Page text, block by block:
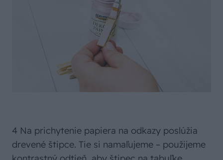
4 Na prichytenie papiera na odkazy poslúžia
drevené štipce. Tie si namaľujeme – použijeme